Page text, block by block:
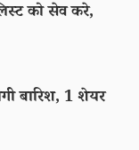
को सेव करे,
बारिश, 1 शेयर